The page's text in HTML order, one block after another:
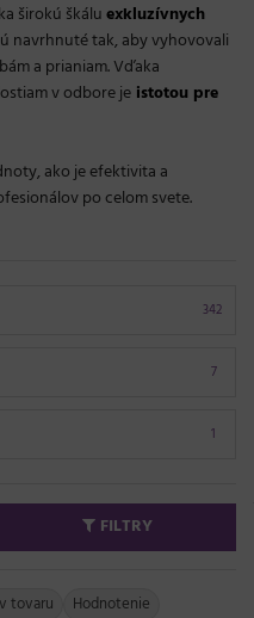
širokú škáluexkluzívnych
navrhnuté tak, aby vyhovovali
a prianiam. Vďaka
v odbore je istotou pre
ako je efektivita a
po celom svete.
342
7
1
FILTRY
tovaru Hodnotenie